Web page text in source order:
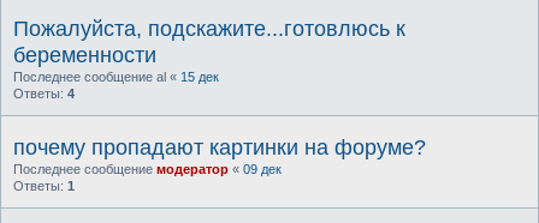
Пожалуйста, подскажите...готовлюсь к
беременности
Последнее сообщение al « 15 дек
Ответы: 4
почему пропадают картинки на форуме?
Последнее сообщение модератор « 09 дек
Ответы: 1